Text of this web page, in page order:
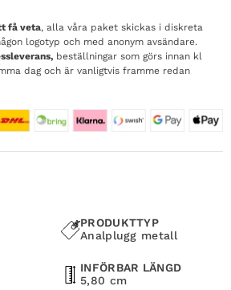
få veta, alla våra paket skickas i diskreta
logotyp och med anonym avsändare.
beställningar som görs innan kl
dag och är vanligtvis framme redan
PRODUKTTYP
Analplugg metall
INFÖRBAR LÄNGD
5,80 cm